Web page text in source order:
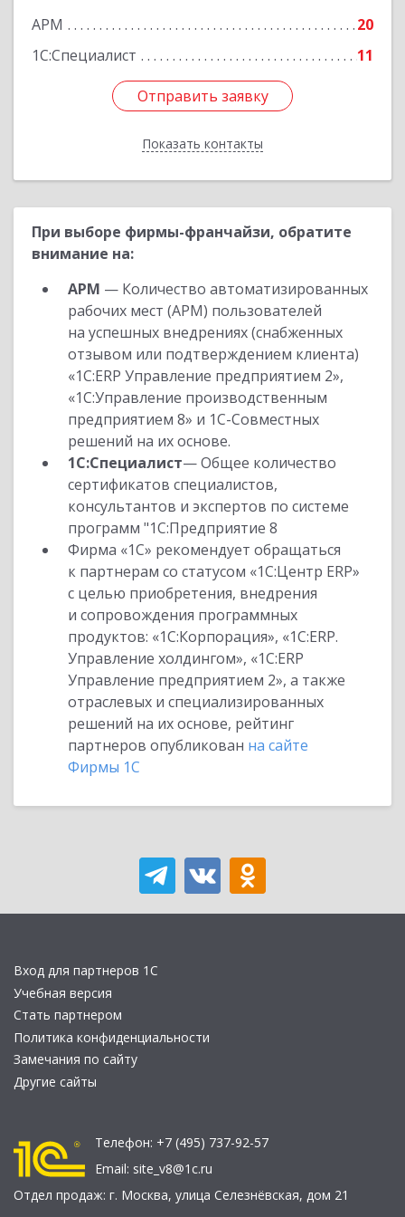
АРМ
20
1С:Специалист
11
Отправить заявку
Показать контакты
Отправить заявку
Назад
При выборе фирмы-франчайзи, обратите
внимание на:
АРМ — Количество автоматизированных
рабочих мест (АРМ) пользователей
на успешных внедрениях (снабженных
отзывом или подтверждением клиента)
«1С:ERP Управление предприятием 2»,
«1С:Управление производственным
предприятием 8» и 1С-Совместных
решений на их основе.
1С:Специалист— Общее количество
сертификатов специалистов,
консультантов и экспертов по системе
программ "1С:Предприятие 8
Фирма «1С» рекомендует обращаться
к партнерам со статусом «1С:Центр ERP»
с целью приобретения, внедрения
и сопровождения программных
продуктов: «1С:Корпорация», «1С:ERP.
Управление холдингом», «1С:ERP
Управление предприятием 2», а также
отраслевых и специализированных
решений на их основе, рейтинг
партнеров опубликован на сайте
Фирмы 1С
Вход для партнеров 1С
Учебная версия
Стать партнером
Политика конфиденциальности
Замечания по сайту
Другие сайты
Телефон: +7 (495) 737-92-57
Email: site_v8@1c.ru
Отдел продаж: г. Москва, улица Селезнёвская, дом 21